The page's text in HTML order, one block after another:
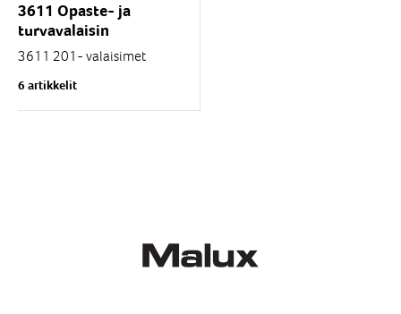
3611 Opaste- ja
turvavalaisin
3611 201- valaisimet
märkiin ja pölyisiin kaupan
ja teollisuuden tiloihin
6 artikkelit